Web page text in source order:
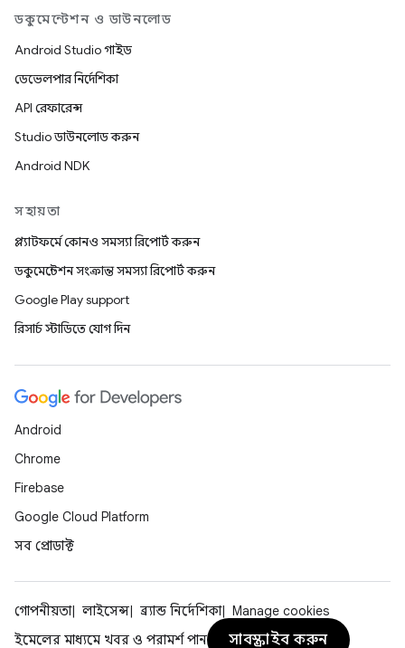
ডকুমেন্টেশন ও ডাউনলোড
Android Studio গাইড
ডেভেলপার নির্দেশিকা
API রেফারেন্স
Studio ডাউনলোড করুন
Android NDK
সহায়তা
প্ল্যাটফর্মে কোনও সমস্যা রিপোর্ট করুন
ডকুমেন্টেশন সংক্রান্ত সমস্যা রিপোর্ট করুন
Google Play support
রিসার্চ স্টাডিতে যোগ দিন
Android
Chrome
Firebase
Google Cloud Platform
সব প্রোডাক্ট
গোপনীয়তা লাইসেন্স ব্র্যান্ড নির্দেশিকা
Manage cookies
ইমেলের মাধ্যমে খবর ও পরামর্শ পান
সাবস্ক্রাইব করুন